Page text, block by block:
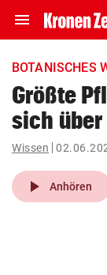
menu Navigation
ein-/
account_circle Anmelden
pin_drop
Wien
BOTANISCHES
Größte
sich über
Wissen
play_arrow Anhören